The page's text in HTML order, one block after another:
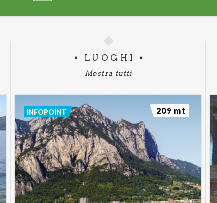
LUOGHI
Mostra tutti
INFOPOINT 209 mt